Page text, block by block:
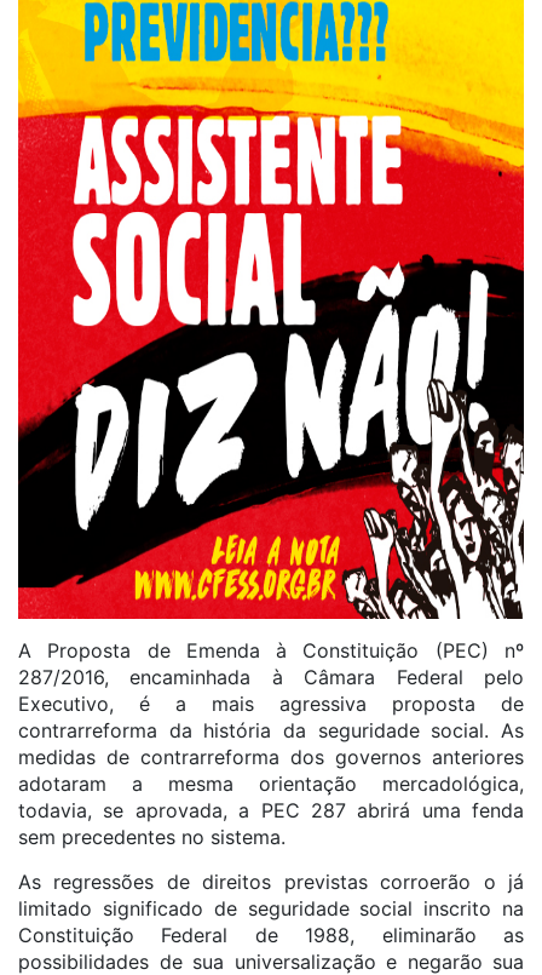
A Proposta de Emenda à Constituição (PEC) nº
287/2016, encaminhada à Câmara Federal pelo
Executivo, é a mais agressiva proposta de
contrarreforma da história da seguridade social. As
medidas de contrarreforma dos governos anteriores
adotaram a mesma orientação mercadológica,
todavia, se aprovada, a PEC 287 abrirá uma fenda
sem precedentes no sistema.
As regressões de direitos previstas corroerão o já
limitado significado de seguridade social inscrito na
Constituição Federal de 1988, eliminarão as
possibilidades de sua universalização e negarão sua